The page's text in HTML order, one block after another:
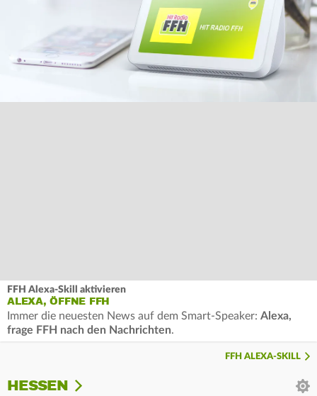
FFH Alexa-Skill aktivieren
ALEXA, ÖFFNE FFH
Immer die neuesten News auf dem Smart-Speaker: Alexa,
frage FFH nach den Nachrichten.
FFH ALEXA-SKILL
HESSEN